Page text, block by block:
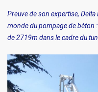
Preuve de son expertise,
monde du pompage de béton
de 2719m dans le cadre du